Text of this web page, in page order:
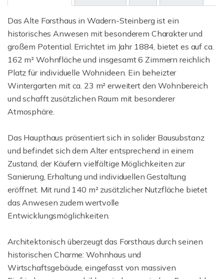
Das Alte Forsthaus in Wadern-Steinberg ist ein
historisches Anwesen mit besonderem Charakter und
großem Potential. Errichtet im Jahr 1884, bietet es auf ca.
162 m² Wohnfläche und insgesamt 6 Zimmern reichlich
Platz für individuelle Wohnideen. Ein beheizter
Wintergarten mit ca. 23 m² erweitert den Wohnbereich
und schafft zusätzlichen Raum mit besonderer
Atmosphäre.
Das Haupthaus präsentiert sich in solider Bausubstanz
und befindet sich dem Alter entsprechend in einem
Zustand, der Käufern vielfältige Möglichkeiten zur
Sanierung, Erhaltung und individuellen Gestaltung
eröffnet. Mit rund 140 m² zusätzlicher Nutzfläche bietet
das Anwesen zudem wertvolle
Entwicklungsmöglichkeiten.
Architektonisch überzeugt das Forsthaus durch seinen
historischen Charme: Wohnhaus und
Wirtschaftsgebäude, eingefasst von massiven